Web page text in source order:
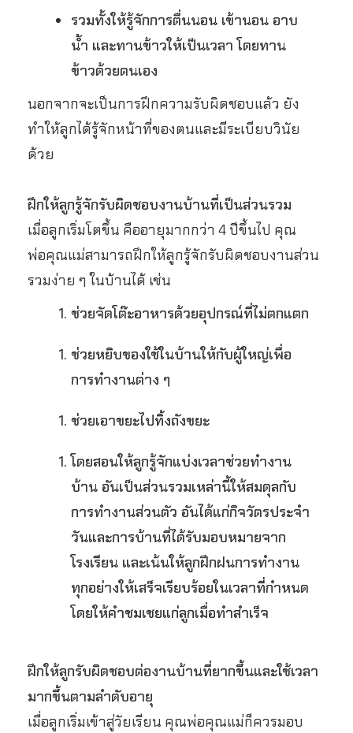
รวมทั้งให้รู้จักการตื่นนอน เข้านอน อาบ
น้ำ และทานข้าวให้เป็นเวลา โดยทาน
ข้าวด้วยตนเอง
นอกจากจะเป็นการฝึกความรับผิดชอบแล้ว ยัง
ทำให้ลูกได้รู้จักหน้าที่ของตนและมีระเบียบวินัย
ด้วย
ฝึกให้ลูกรู้จักรับผิดชอบงานบ้านที่เป็นส่วนรวม
เมื่อลูกเริ่มโตขึ้น คืออายุมากกว่า 4 ปีขึ้นไป คุณ
พ่อคุณแม่สามารถฝึกให้ลูกรู้จักรับผิดชอบงานส่วน
รวมง่าย ๆ ในบ้านได้ เช่น
ช่วยจัดโต๊ะอาหารด้วยอุปกรณ์ที่ไม่ตกแตก
ช่วยหยิบของใช้ในบ้านให้กับผู้ใหญ่เพื่อ
การทำงานต่าง ๆ
ช่วยเอาขยะไปทิ้งถังขยะ
โดยสอนให้ลูกรู้จักแบ่งเวลาช่วยทำงาน
บ้าน อันเป็นส่วนรวมเหล่านี้ให้สมดุลกับ
การทำงานส่วนตัว อันได้แก่กิจวัตรประจำ
วันและการบ้านที่ได้รับมอบหมายจาก
โรงเรียน และเน้นให้ลูกฝึกฝนการทำงาน
ทุกอย่างให้เสร็จเรียบร้อยในเวลาที่กำหนด
โดยให้คำชมเชยแก่ลูกเมื่อทำสำเร็จ
ฝึกให้ลูกรับผิดชอบต่องานบ้านที่ยากขึ้นและใช้เวลา
มากขึ้นตามลำดับอายุ
เมื่อลูกเริ่มเข้าสู่วัยเรียน คุณพ่อคุณแม่ก็ควรมอบ